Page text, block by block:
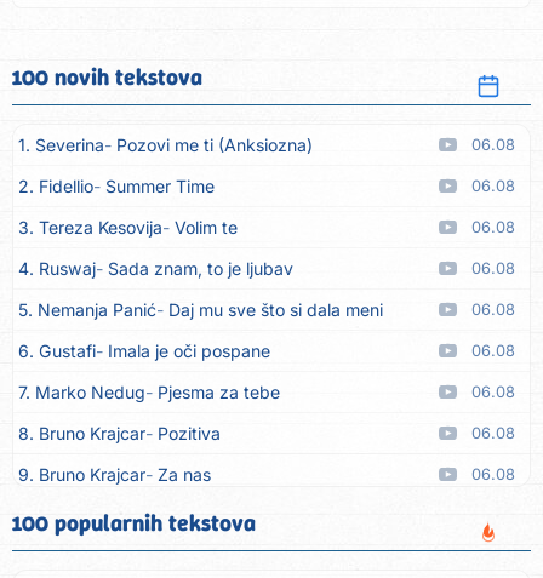
100 novih tekstova
1. Severina Pozovi me ti (Anksiozna) 06.08
2. Fidellio Summer Time 06.08
3. Tereza Kesovija Volim te 06.08
4. Ruswaj Sada znam, to je ljubav 06.08
5. Nemanja Panić Daj mu sve što si dala meni 06.08
6. Gustafi Imala je oči pospane 06.08
7. Marko Nedug Pjesma za tebe 06.08
8. Bruno Krajcar Pozitiva 06.08
9. Bruno Krajcar Za nas 06.08
10. Tereza Kesovija Da li ću moći
11. Lidija Bačić Neka se vino toči (Nazdravlje) 06.08
100 popularnih tekstova